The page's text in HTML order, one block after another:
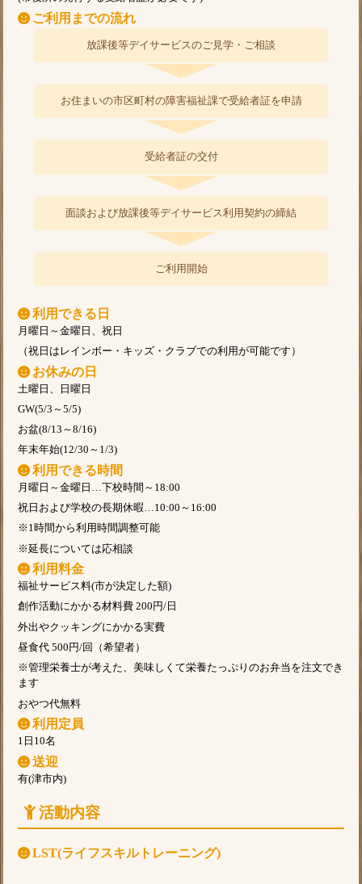
ご利用までの流れ
放課後等デイサービスのご見学・ご相談
お住まいの市区町村の障害福祉課で受給者証を申請
受給者証の交付
面談および放課後等デイサービス利用契約の締結
ご利用開始
利用できる日
月曜日～金曜日、祝日
（祝日はレインボー・キッズ・クラブでの利用が可能です）
お休みの日
土曜日、日曜日
GW(5/3～5/5)
お盆(8/13～8/16)
年末年始(12/30～1/3)
利用できる時間
月曜日～金曜日…下校時間～18:00
祝日および学校の長期休暇…10:00～16:00
※1時間から利用時間調整可能
※延長については応相談
利用料金
福祉サービス料(市が決定した額)
創作活動にかかる材料費 200円/日
外出やクッキングにかかる実費
昼食代 500円/回（希望者）
※管理栄養士が考えた、美味しくて栄養たっぷりのお弁当を注文でき
ます
おやつ代無料
利用定員
1日10名
送迎
有(津市内)
活動内容
LST(ライフスキルトレーニング)